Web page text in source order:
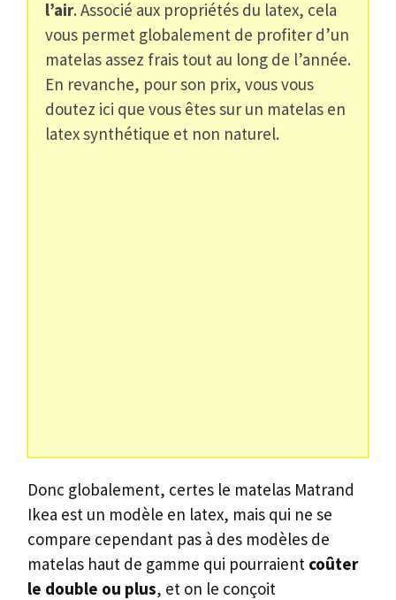
l’air. Associé aux propriétés du latex, cela
vous permet globalement de profiter d’un
matelas assez frais tout au long de l’année.
En revanche, pour son prix, vous vous
doutez ici que vous êtes sur un matelas en
latex synthétique et non naturel.
Donc globalement, certes le matelas Matrand
Ikea est un modèle en latex, mais qui ne se
compare cependant pas à des modèles de
matelas haut de gamme qui pourraient coûter
le double ou plus, et on le conçoit